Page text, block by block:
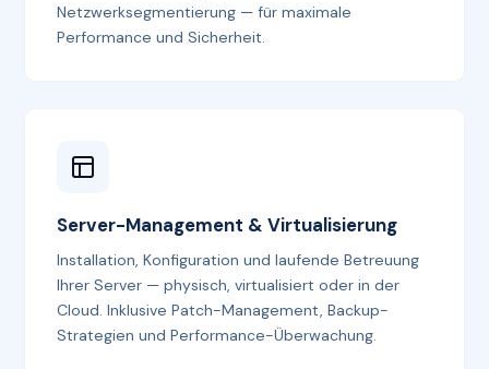
Netzwerksegmentierung — für maximale
Performance und Sicherheit.
Server-Management & Virtualisierung
Installation, Konfiguration und laufende Betreuung
Ihrer Server — physisch, virtualisiert oder in der
Cloud. Inklusive Patch-Management, Backup-
Strategien und Performance-Überwachung.